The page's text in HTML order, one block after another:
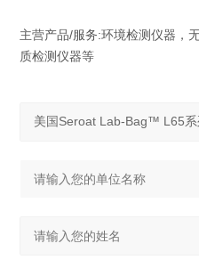
主营产品/服务:环境检测仪器，
质检测仪器等